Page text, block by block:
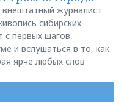
журналист
сибирских
с первых шагов,
и вслушаться в то, как
ярче любых слов